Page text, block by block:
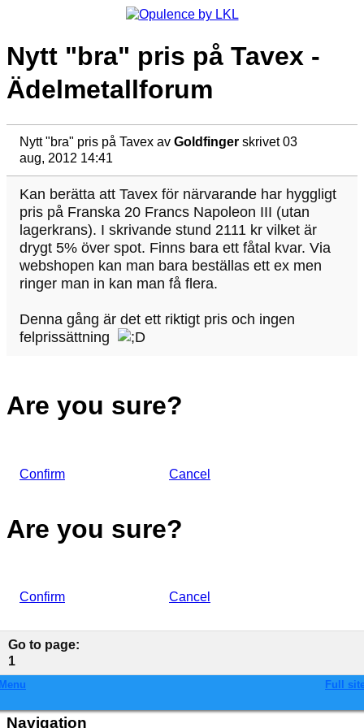
Nytt "bra" pris på Tavex -
Ädelmetallforum
Nytt "bra" pris på Tavex av Goldfinger skrivet 03
aug, 2012 14:41
Kan berätta att Tavex för närvarande har hyggligt
pris på Franska 20 Francs Napoleon III (utan
lagerkrans). I skrivande stund 2111 kr vilket är
drygt 5% över spot. Finns bara ett fåtal kvar. Via
webshopen kan man bara beställas ett ex men
ringer man in kan man få flera.
Denna gång är det ett riktigt pris och ingen
felprissättning
Are you sure?
Confirm Cancel
Are you sure?
Confirm Cancel
Go to page:
1
Full
Navigation